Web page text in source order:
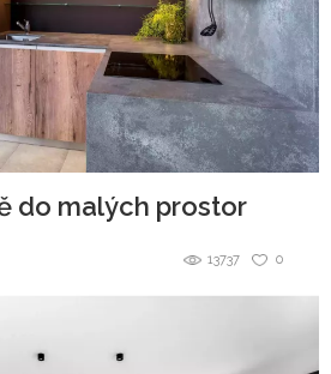
do malých prostor
0
13737